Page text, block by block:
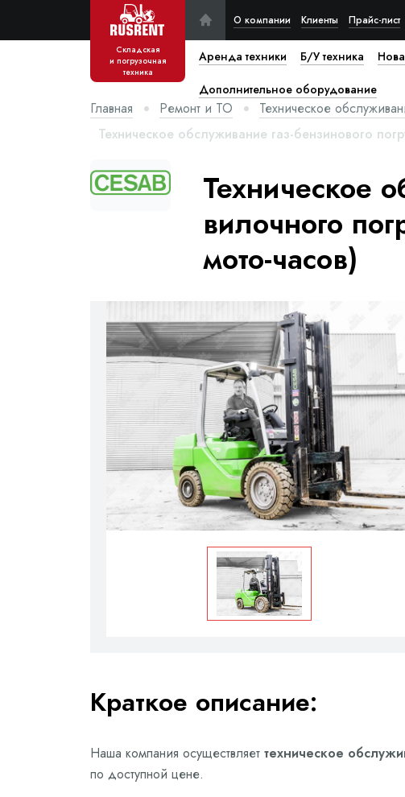
Складская
и погрузочная
техника
О компании Клиенты Прайс-лист
Аренда техники Б/У техника
Дополнительное оборудование
Главная Ремонт и ТО
Техническое
Техническое обслуживание газ-бензинового
Техническое
вилочного
мото-часов)
Краткое описание:
Наша компания осуществляет техническое
по доступной цене.